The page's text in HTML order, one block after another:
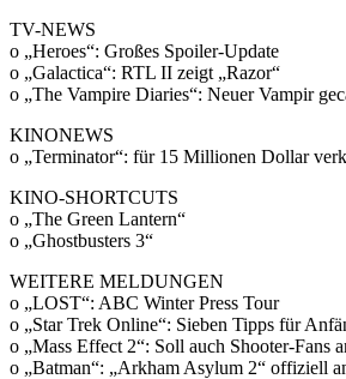
TV-NEWS
o „Heroes“: Großes Spoiler-Update
o „Galactica“: RTL II zeigt „Razor“
o „The Vampire Diaries“: Neuer Vampir
KINONEWS
o „Terminator“: für 15 Millionen Dollar
KINO-SHORTCUTS
o „The Green Lantern“
o „Ghostbusters 3“
WEITERE MELDUNGEN
o „LOST“: ABC Winter Press Tour
o „Star Trek Online“: Sieben Tipps für
o „Mass Effect 2“: Soll auch Shooter-Fans
o „Batman“: „Arkham Asylum 2“ offiziell